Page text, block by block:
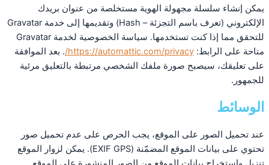
يمكن إنشاء سلسلة مجهولة الهوية مستخلصة من عنوان بريدك
الإلكتروني (تعرف باسم التجزئة – Hash) وتقديمها إلى خدمة Gravatar
للتحقق مما إذا كنت تستخدمها. سياسة الخصوصية لخدمة Gravatar
متاحة على الرابط: https://automattic.com/privacy/ . بعد الموافقة
على تعليقك، سيصبح صورة ملفك الشخصي مرتبطة بالتعليق مرئية
للجمهور.
الوسائط
عند تحميل الصور على الموقع، يجب الحرص على عدم تحميل صور
تحتوي على بيانات الموقع المضمّنة (EXIF GPS). يمكن لزوار الموقع